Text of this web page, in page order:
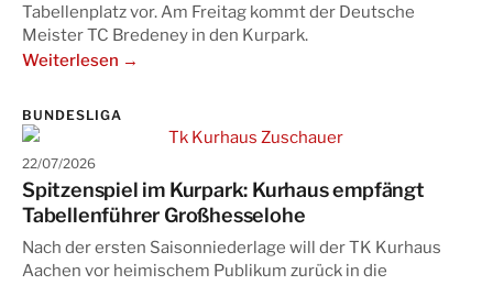
Tabellenplatz vor. Am Freitag kommt der Deutsche
Meister TC Bredeney in den Kurpark.
Weiterlesen →
BUNDESLIGA
22/07/2026
Spitzenspiel im Kurpark: Kurhaus empfängt
Tabellenführer Großhesselohe
Nach der ersten Saisonniederlage will der TK Kurhaus
Aachen vor heimischem Publikum zurück in die